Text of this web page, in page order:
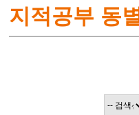
지적공부 동